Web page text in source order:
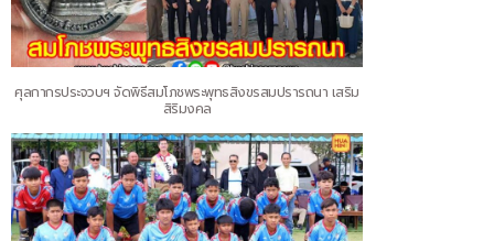
ศุลกากรประจวบฯ จัดพิธีสมโภชพระพุทธสิงขรสมปรารถนา เสริม
สิริมงคล